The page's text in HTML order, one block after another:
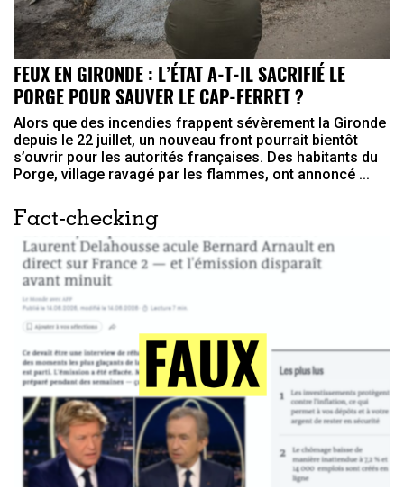
FEUX EN GIRONDE : L’ÉTAT A-T-IL SACRIFIÉ LE
PORGE POUR SAUVER LE CAP-FERRET ?
Alors que des incendies frappent sévèrement la Gironde
depuis le 22 juillet, un nouveau front pourrait bientôt
s’ouvrir pour les autorités françaises. Des habitants du
Porge, village ravagé par les flammes, ont annoncé ...
Fact-checking